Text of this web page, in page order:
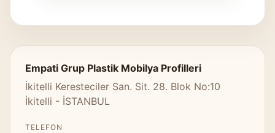
Empati Grup Plastik Mobilya Profilleri
İkitelli Keresteciler San. Sit. 28. Blok No:10
İkitelli - İSTANBUL
TELEFON